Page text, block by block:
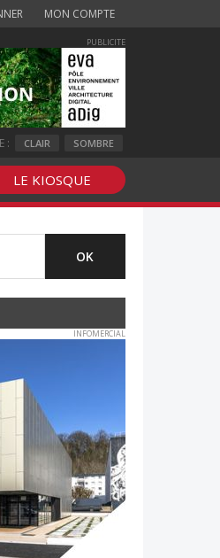
MON COMPTE
PUBLICITE
: CLAIR SOMBRE
LE KIOSQUE
INFOMERCIAL